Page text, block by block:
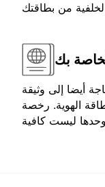
الخلفية من بطاقتك
بك
أيضا إلى وثيقة
الهوية. رخصة